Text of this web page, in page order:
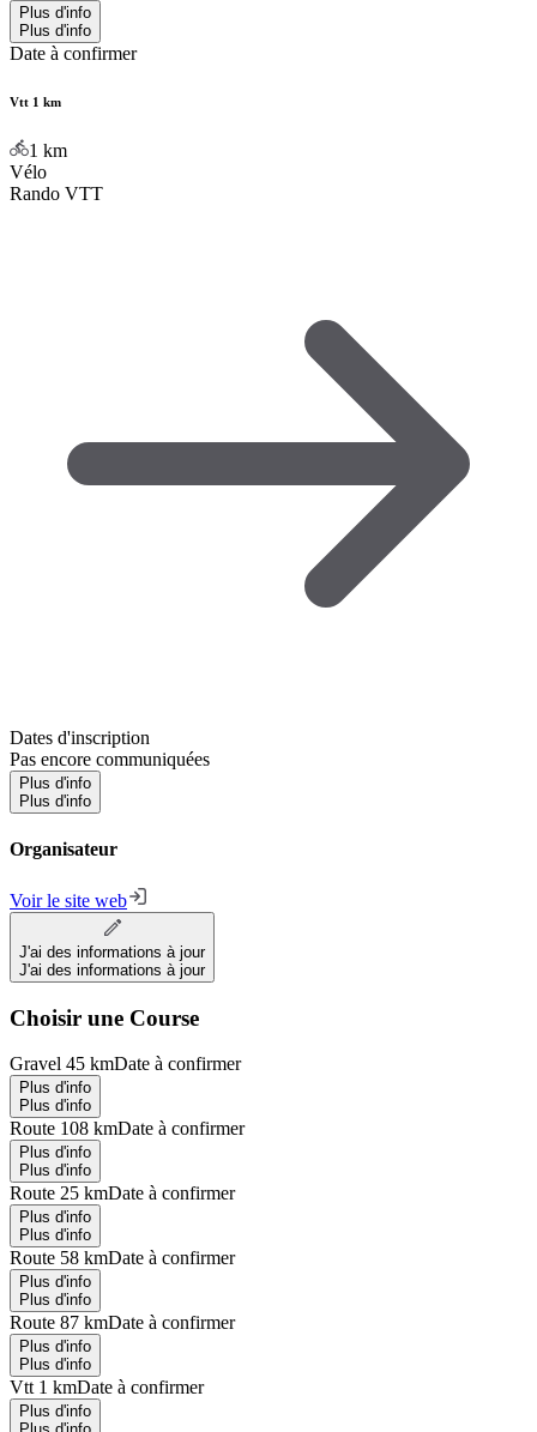
Plus d'info
Plus d'info
Date à confirmer
Vtt 1 km
1 km
Vélo
Rando VTT
Dates d'inscription
Pas encore communiquées
Plus d'info
Plus d'info
Organisateur
Voir le site web
J'ai des informations à jour
J'ai des informations à jour
Choisir une Course
Gravel 45 kmDate à confirmer
Plus d'info
Plus d'info
Route 108 kmDate à confirmer
Plus d'info
Plus d'info
Route 25 kmDate à confirmer
Plus d'info
Plus d'info
Route 58 kmDate à confirmer
Plus d'info
Plus d'info
Route 87 kmDate à confirmer
Plus d'info
Plus d'info
Vtt 1 kmDate à confirmer
Plus d'info